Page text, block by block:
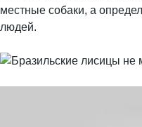
местные собаки, а
людей.